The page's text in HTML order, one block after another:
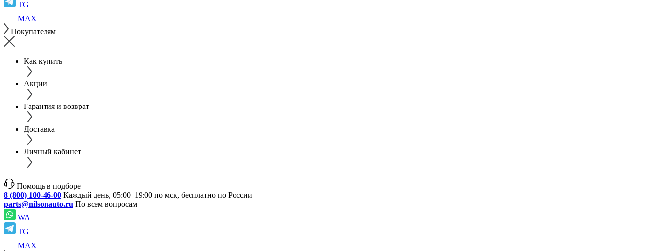
TG
MAX
Покупателям
Как купить
Акции
Гарантия и возврат
Доставка
Личный кабинет
Помощь в подборе
8 (800) 100-46-00 Каждый день, 05:00–19:00 по мск, бесплатно по России
parts@nilsonauto.ru По всем вопросам
WA
TG
MAX